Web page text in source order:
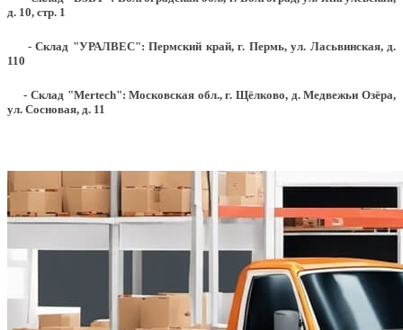
д. 10, стр. 1
- Склад "УРАЛВЕС": Пермский край, г. Пермь, ул. Ласьвинская, д.
110
- Склад "Mertech": Московская обл., г. Щёлково, д. Медвежьи Озёра,
ул. Сосновая, д. 11